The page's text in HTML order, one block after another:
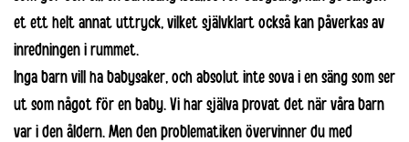
et ett helt annat uttryck, vilket självklart också kan påverkas av
inredningen i rummet.
Inga barn vill ha babysaker, och absolut inte sova i en säng som ser
ut som något för en baby. Vi har själva provat det när våra barn
var i den åldern. Men den problematiken övervinner du med